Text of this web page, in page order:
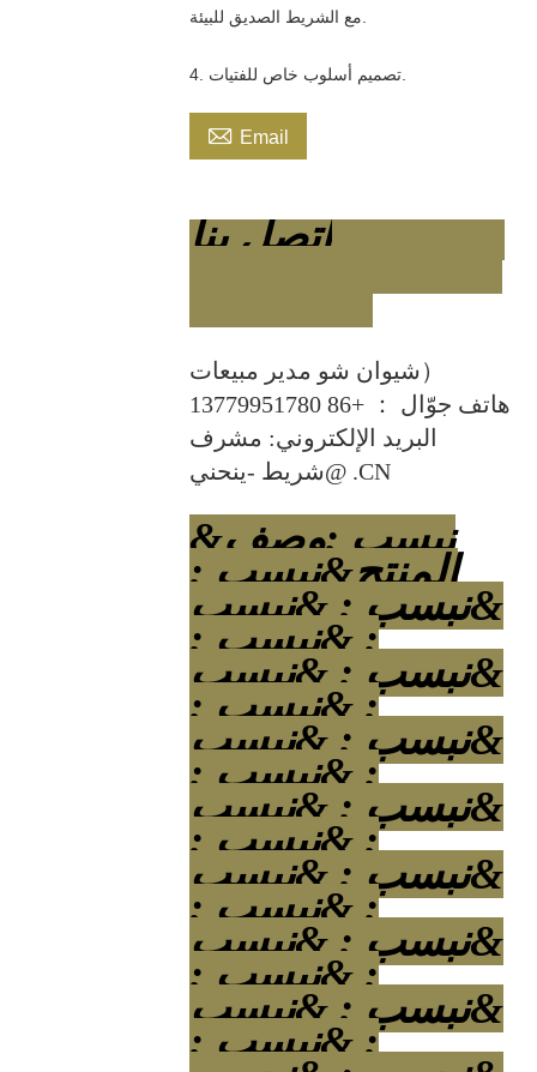
4. تصميم أسلوب خاص للفتيات.
 Email
اتصل بنا
شيوان شو مدير مبيعات）
هاتف جوّال ： +86 13779951780
البريد الإلكتروني: مشرف
@شريط -ينحني .CN
&نبسب ;وصف
المنتج&نبسب ;
&نبسب ; &نبسب
; &نبسب ;
&نبسب ; &نبسب
; &نبسب ;
&نبسب ; &نبسب
; &نبسب ;
&نبسب ; &نبسب
; &نبسب ;
&نبسب ; &نبسب
; &نبسب ;
&نبسب ; &نبسب
; &نبسب ;
&نبسب ; &نبسب
; &نبسب ;